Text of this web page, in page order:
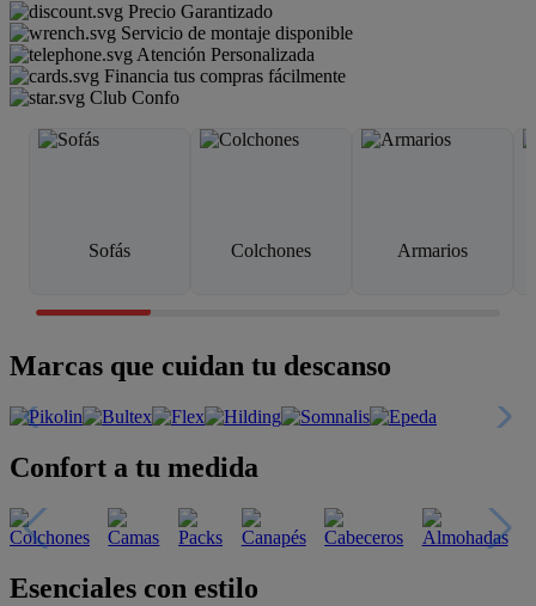
Precio Garantizado
Servicio de montaje disponible
Atención Personalizada
Financia tus compras fácilmente
Club Confo
Sofás Colchones Armarios
Marcas que cuidan tu descanso
Confort a tu medida
Esenciales con estilo